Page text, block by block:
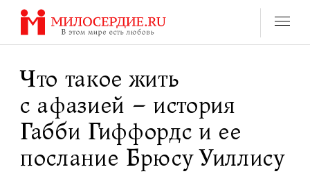
Перейти
содержанию
Что такое жить
с афазией – история
Габби Гиффордс и ее
послание Брюсу Уиллису